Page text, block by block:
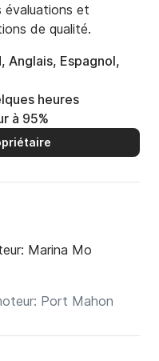
évaluations et
de qualité.
Anglais, Espagnol,
heures
à 95%
Marina Mo